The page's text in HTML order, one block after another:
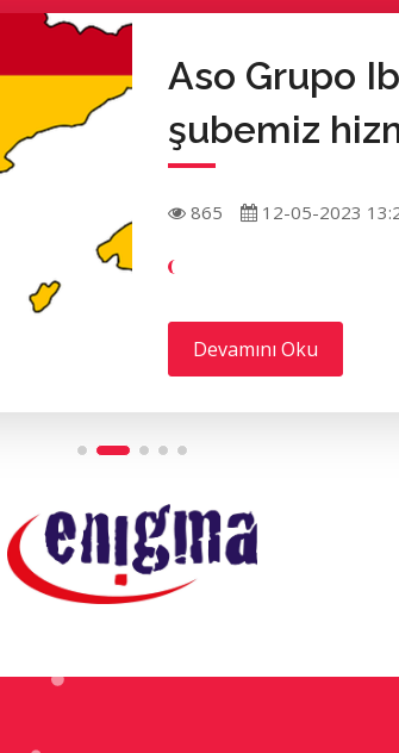
Aso Grupo
şubemiz
865 12-05-2023
Devamını Oku